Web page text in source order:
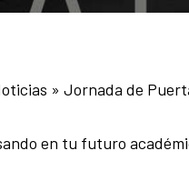
» Jornada de
en tu futuro